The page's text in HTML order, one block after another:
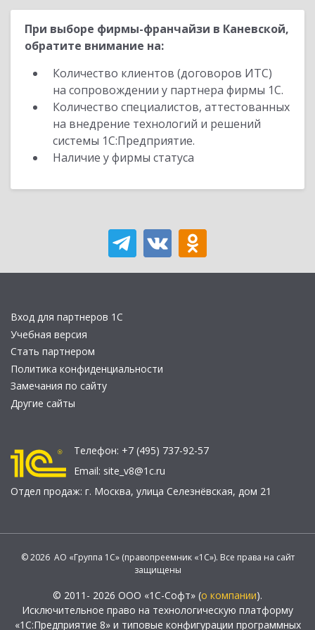
При выборе фирмы-франчайзи в Каневской,
обратите внимание на:
Количество клиентов (договоров ИТС)
на сопровождении у партнера фирмы 1С.
Количество специалистов, аттестованных
на внедрение технологий и решений
системы 1С:Предприятие.
Наличие у фирмы статуса
Вход для партнеров 1С
Учебная версия
Стать партнером
Политика конфиденциальности
Замечания по сайту
Другие сайты
Телефон: +7 (495) 737-92-57
Email: site_v8@1c.ru
Отдел продаж: г. Москва, улица Селезнёвская, дом 21
© 2026 АО «Группа 1С» (правопреемник «1С»). Все права на сайт
защищены
© 2011- 2026 ООО «1С-Софт» (о компании).
Исключительное право на технологическую платформу
«1С:Предприятие 8» и типовые конфигурации программных